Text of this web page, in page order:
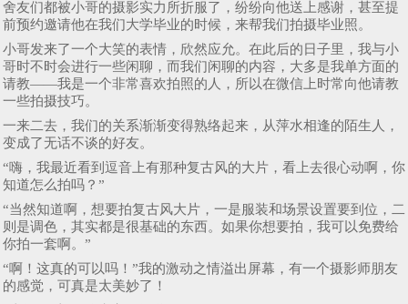
舍友们都被小哥的摄影实力所折服了，纷纷向他送上感谢，甚至提
前预约邀请他在我们大学毕业的时候，来帮我们拍摄毕业照。
小哥发来了一个大笑的表情，欣然应允。在此后的日子里，我与小
哥时不时会进行一些闲聊，而我们闲聊的内容，大多是我单方面的
请教——我是一个非常喜欢拍照的人，所以在微信上时常向他请教
一些拍摄技巧。
一来二去，我们的关系渐渐变得熟络起来，从萍水相逢的陌生人，
变成了无话不谈的好友。
“嗨，我最近看到逗音上有那种复古风的大片，看上去很心动啊，你
知道怎么拍吗？”
“当然知道啊，想要拍复古风大片，一是服装和场景设置要到位，二
则是调色，其实都是很基础的东西。如果你想要拍，我可以免费给
你拍一套啊。”
“啊！这真的可以吗！”我的激动之情溢出屏幕，有一个摄影师朋友
的感觉，可真是太美妙了！